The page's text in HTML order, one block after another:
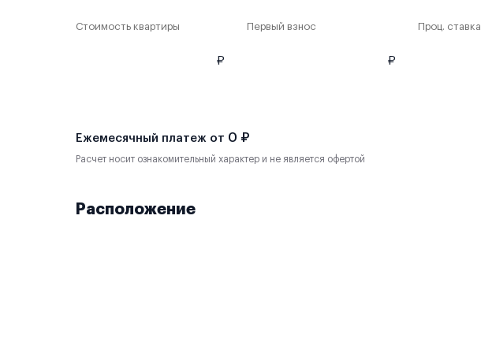
Стоимость квартиры
₽
Первый взнос
₽
Проц. ставка
Ежемесячный платеж от 0 ₽
Расчет носит ознакомительный характер и не является офертой
Расположение